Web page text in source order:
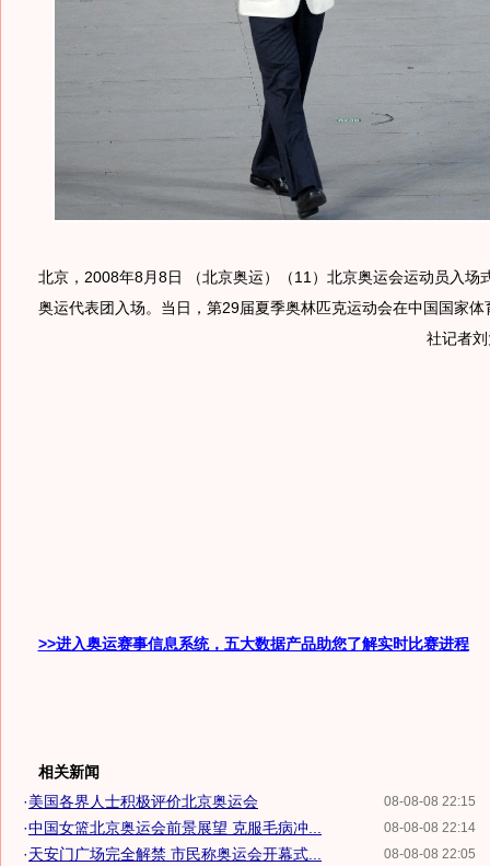
北京，2008年8月8日 （北京奥运）（11）北京奥运会运动员入场
奥运代表团入场。当日，第29届夏季奥林匹克运动会在中国国家
社记者
>>进入奥运赛事信息系统，五大数据产品助您了解实时比赛进程
相关新闻
08-08-08 22:15
·美国各界人士积极评价北京奥运会
08-08-08 22:14
·中国女篮北京奥运会前景展望 克服毛病冲...
08-08-08 22:05
·天安门广场完全解禁 市民称奥运会开幕式...